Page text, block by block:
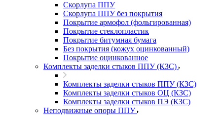
Скорлупа ППУ
Скорлупа ППУ без покрытия
Покрытие армофол (фольгированная)
Покрытие стеклопластик
Покрытие битумная бумага
Без покрытия (кожух оцинкованный)
Покрытие оцинкованное
Комплекты заделки стыков ППУ (КЗС)
Комплекты заделки стыков ППУ (КЗС)
Комплекты заделки стыков ОЦ (КЗС)
Комплекты заделки стыков ПЭ (КЗС)
Неподвижные опоры ППУ